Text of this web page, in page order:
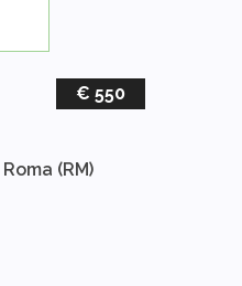
€ 550
Roma (RM)